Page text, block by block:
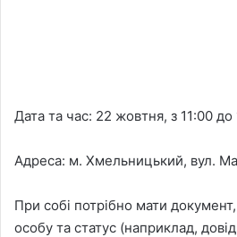
Дата та час: 22 жовтня, з 11:00 до
Адреса: м. Хмельницький, вул.
При собі потрібно мати
особу та статус (наприклад,